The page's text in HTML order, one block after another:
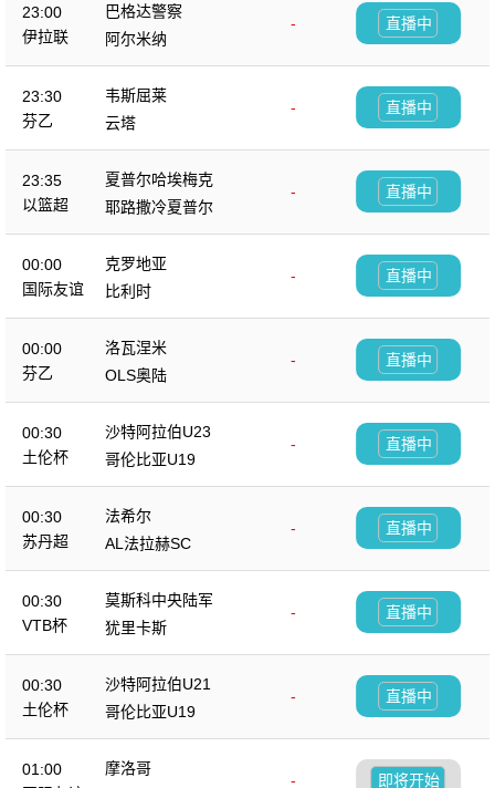
23:00
伊拉联
巴格达警察
-
阿尔米纳
直播中
23:30
芬乙
韦斯屈莱
-
云塔
直播中
23:35
以篮超
夏普尔哈埃梅克
-
耶路撒冷夏普尔
直播中
00:00
国际友谊
克罗地亚
-
比利时
直播中
00:00
芬乙
洛瓦涅米
-
OLS奥陆
直播中
00:30
土伦杯
沙特阿拉伯U23
-
哥伦比亚U19
直播中
00:30
苏丹超
法希尔
-
AL法拉赫SC
直播中
00:30
VTB杯
莫斯科中央陆军
-
犹里卡斯
直播中
00:30
土伦杯
沙特阿拉伯U21
-
哥伦比亚U19
直播中
01:00
摩洛哥
-
即将开始